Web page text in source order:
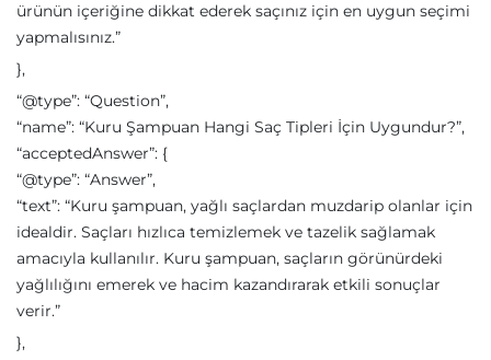
ürünün içeriğine dikkat ederek saçınız için en uygun seçimi
yapmalısınız.”
},
“@type”: “Question”,
“name”: “Kuru Şampuan Hangi Saç Tipleri İçin Uygundur?”,
“acceptedAnswer”: {
“@type”: “Answer”,
“text”: “Kuru şampuan, yağlı saçlardan muzdarip olanlar için
idealdir. Saçları hızlıca temizlemek ve tazelik sağlamak
amacıyla kullanılır. Kuru şampuan, saçların görünürdeki
yağlılığını emerek ve hacim kazandırarak etkili sonuçlar
verir.”
},